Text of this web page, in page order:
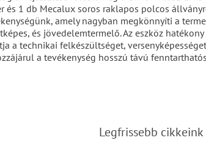
1 db Mecalux soros raklapos polcos
amely nagyban megkönnyíti a
és jövedelemtermelő. Az eszköz
a technikai felkészültséget,
a tevékenység hosszú távú
Legfrissebb cikkeink